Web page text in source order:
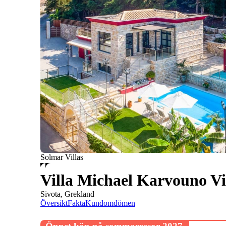
Solmar Villas
Villa Michael Karvouno
Sivota, Grekland
ÖversiktFaktaKundomdömen